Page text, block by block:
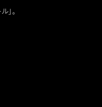
」。